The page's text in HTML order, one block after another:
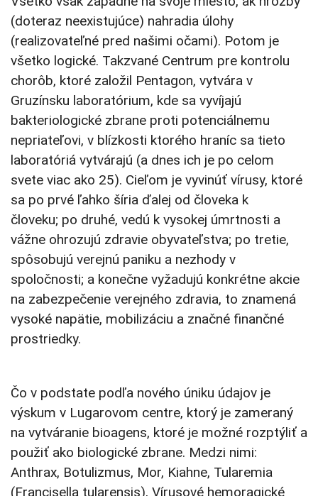
(doteraz neexistujúce) nahradia úlohy
(realizovateľné pred našimi očami). Potom je
všetko logické. Takzvané Centrum pre kontrolu
chorôb, ktoré založil Pentagon, vytvára v
Gruzínsku laboratórium, kde sa vyvíjajú
bakteriologické zbrane proti potenciálnemu
nepriateľovi, v blízkosti ktorého hraníc sa tieto
laboratóriá vytvárajú (a dnes ich je po celom
svete viac ako 25). Cieľom je vyvinúť vírusy, ktoré
sa po prvé ľahko šíria ďalej od človeka k
človeku; po druhé, vedú k vysokej úmrtnosti a
vážne ohrozujú zdravie obyvateľstva; po tretie,
spôsobujú verejnú paniku a nezhody v
spoločnosti; a konečne vyžadujú konkrétne akcie
na zabezpečenie verejného zdravia, to znamená
vysoké napätie, mobilizáciu a značné finančné
prostriedky.
Čo v podstate podľa nového úniku údajov je
výskum v Lugarovom centre, ktorý je zameraný
na vytváranie bioagens, ktoré je možné rozptýliť a
použiť ako biologické zbrane. Medzi nimi:
Anthrax, Botulizmus, Mor, Kiahne, Tularemia
(Francisella tularensis), Vírusové hemoragické